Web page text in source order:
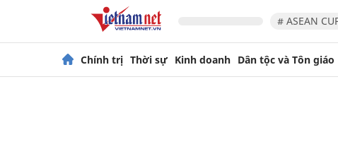
# ASEAN
Chính trị Thời sự Kinh doanh Dân tộc và Tôn giáo